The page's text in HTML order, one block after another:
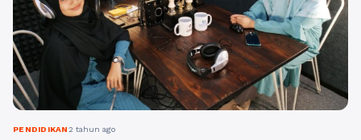
PENDIDIKAN2 tahun ago